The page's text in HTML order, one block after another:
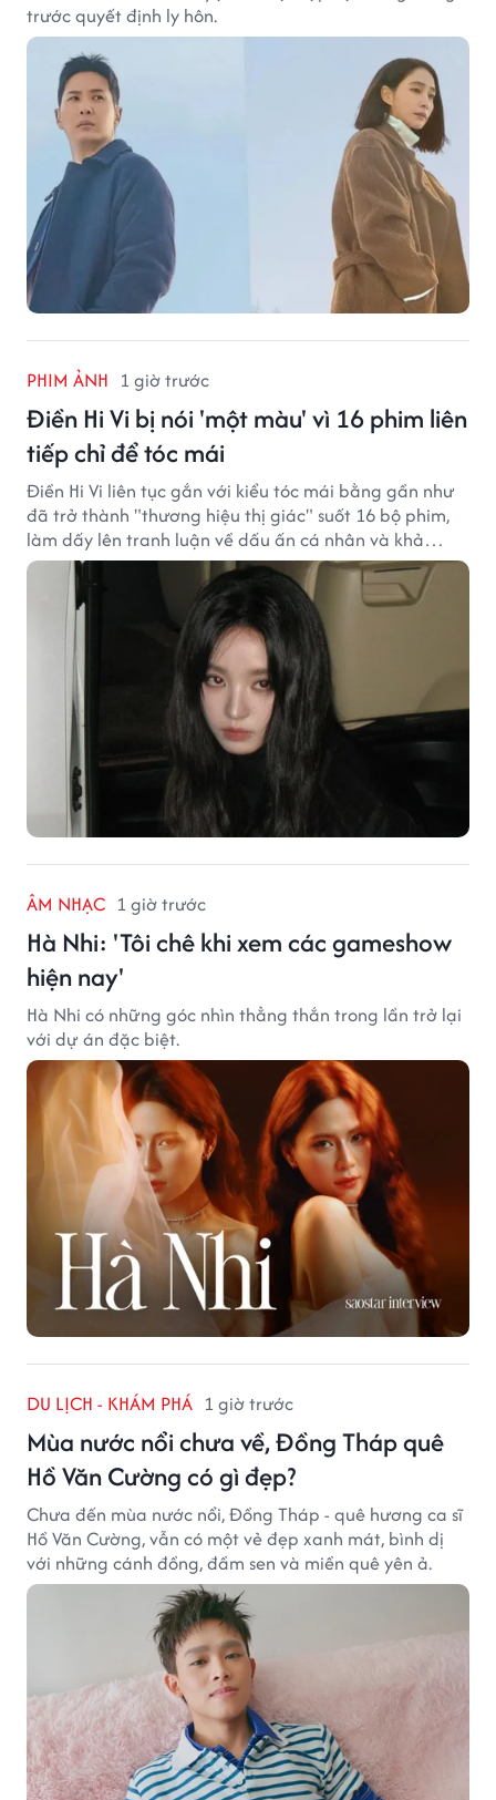
trước quyết định ly hôn.
PHIM ẢNH 1 giờ trước
Điền Hi Vi bị nói 'một màu' vì 16 phim liên
tiếp chỉ để tóc mái
Điền Hi Vi liên tục gắn với kiểu tóc mái bằng gần như
đã trở thành "thương hiệu thị giác" suốt 16 bộ phim,
làm dấy lên tranh luận về dấu ấn cá nhân và khả
năng biến hóa trên màn ảnh.
ÂM NHẠC 1 giờ trước
Hà Nhi: 'Tôi chê khi xem các gameshow
hiện nay'
Hà Nhi có những góc nhìn thẳng thắn trong lần trở lại
với dự án đặc biệt.
DU LỊCH - KHÁM PHÁ 1 giờ trước
Mùa nước nổi chưa về, Đồng Tháp quê
Hồ Văn Cường có gì đẹp?
Chưa đến mùa nước nổi, Đồng Tháp - quê hương ca sĩ
Hồ Văn Cường, vẫn có một vẻ đẹp xanh mát, bình dị
với những cánh đồng, đầm sen và miền quê yên ả.